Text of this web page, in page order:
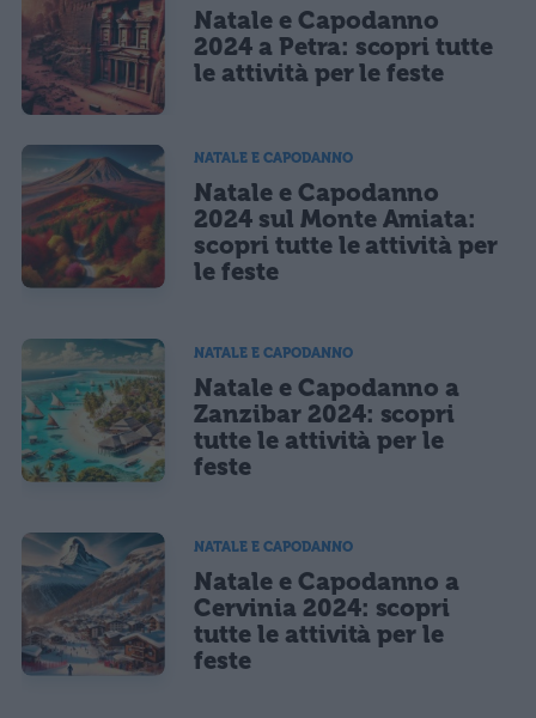
Natale e Capodanno
2024 a Petra: scopri tutte
le attività per le feste
NATALE E CAPODANNO
Natale e Capodanno
2024 sul Monte Amiata:
scopri tutte le attività per
le feste
NATALE E CAPODANNO
Natale e Capodanno a
Zanzibar 2024: scopri
tutte le attività per le
feste
NATALE E CAPODANNO
Natale e Capodanno a
Cervinia 2024: scopri
tutte le attività per le
feste